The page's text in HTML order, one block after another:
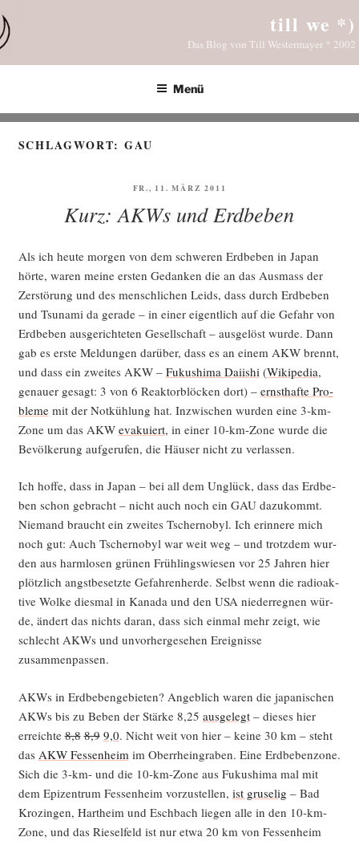
Inhalt
springen
till we *)
Das Blog von Till Westermayer * 2002
Menü
SCHLAGWORT:GAU
VERÖFFENTLICHT
FR., 11. MÄRZ 2011
Kurz: AKWs und Erdbeben
Als ich heu­te mor­gen von dem schwe­ren Erd­be­ben in Japan
hör­te, waren mei­ne ers­ten Gedan­ken die an das Aus­mass der
Zer­stö­rung und des mensch­li­chen Leids, dass durch Erd­be­ben
und Tsu­na­mi da gera­de – in einer eigent­lich auf die Gefahr von
Erd­be­ben aus­ge­rich­te­ten Gesell­schaft – aus­ge­löst wur­de. Dann
gab es ers­te Mel­dun­gen dar­über, dass es an einem AKW brennt,
und dass ein zwei­tes AKW – Fuku­shi­ma Dai­i­shi (Wiki­pe­dia,
genau­er gesagt: 3 von 6 Reak­tor­blö­cken dort) – ernst­haf­te Pro­
ble­memit der Not­küh­lung hat. Inzwi­schen wur­den eine 3‑km-
Zone um das AKW eva­ku­iert, in einer 10-km-Zone wur­de die
Bevöl­ke­rung auf­ge­ru­fen, die Häu­ser nicht zu verlassen.
Ich hof­fe, dass in Japan – bei all dem Unglück, dass das Erd­be­
ben schon gebracht – nicht auch noch ein GAU dazu­kommt.
Nie­mand braucht ein zwei­tes Tscher­no­byl. Ich erin­ne­re mich
noch gut: Auch Tscher­no­byl war weit weg – und trotz­dem wur­
den aus harm­lo­sen grü­nen Früh­lings­wie­sen vor 25 Jah­ren hier
plötz­lich angst­be­setz­te Gefah­ren­her­de. Selbst wenn die radio­ak­
ti­ve Wol­ke dies­mal in Kana­da und den USA nie­der­reg­nen wür­
de, ändert das nichts dar­an, dass sich ein­mal mehr zeigt, wie
schlecht AKWs und unvor­her­ge­se­hen Ereig­nis­se
zusammenpassen.
AKWs in Erd­be­ben­ge­bie­ten? Angeb­lich waren die japa­ni­schen
AKWs bis zu Beben der Stär­ke 8,25 aus­ge­legt– die­ses hier
erreich­te8,8 8,9 9,0. Nicht weit von hier – kei­ne 30 km – steht
das AKW Fes­sen­heim im Ober­rhein­gra­ben. Eine Erd­be­ben­zo­ne.
Sich die 3‑km- und die 10-km-Zone aus Fuku­shi­ma mal mit
dem Epi­zen­trum Fes­sen­heim vor­zu­stel­len, ist gru­se­lig – Bad
Kro­zin­gen, Hart­heim und Esch­bach lie­gen alle in den 10-km-
Zone, und das Rie­sel­feld ist nur etwa 20 km von Fes­sen­heim